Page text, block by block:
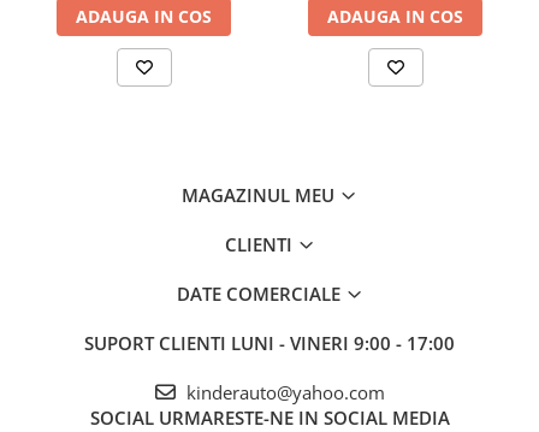
ADAUGA IN COS ADAUGA IN COS
MAGAZINUL MEU
CLIENTI
DATE COMERCIALE
SUPORT CLIENTI LUNI - VINERI 9:00 - 17:00
kinderauto@yahoo.com
SOCIAL URMARESTE-NE IN SOCIAL MEDIA